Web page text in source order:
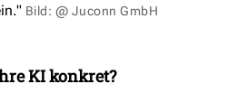
Bild: @ Juconn GmbH
KI konkret?